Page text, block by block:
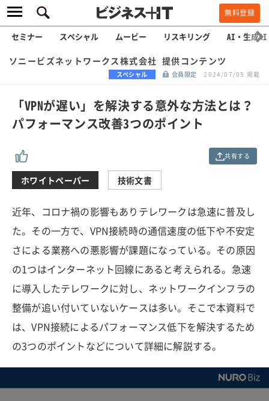
無料登録
セミナー スペシャル ムービー リスキリング AI・生成AI
ソニービズネットワークス株式会社 提供コンテンツ
スペシャル 会員限定 2024/07/05 掲載
「VPNが遅い」を解決する意外な方法とは？
パフォーマンス改善3つのポイント
共有する
ホワイトペーパー 技術文書
近年、コロナ禍の影響もありテレワークは急速に普及し
た。その一方で、VPN接続時の通信速度の低下や不安定
さによる業務への悪影響が課題になっている。その原因
の1つはインターネット回線にあると考えられる。急速
に導入したテレワークに対し、ネットワークインフラの
整備が追い付いていないケースは多い。そこで本資料で
は、VPN接続によるパフォーマンス低下を解決するため
の3つのポイントなどについて詳細に解説する。